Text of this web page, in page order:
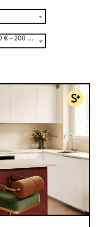
100 000 € – 200 000 € (80)